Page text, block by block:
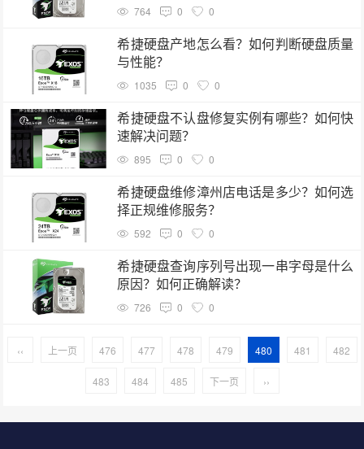
764 0 0
希捷硬盘产地怎么看？如何判断硬盘质量
与性能？
1035 0 0
希捷硬盘不认盘修复实例有哪些？如何快
速解决问题？
895 0 0
希捷硬盘维修漳州店电话是多少？如何选
择正规维修服务？
592 0 0
希捷硬盘查询序列号出现一串字母是什么
原因？如何正确解读？
726 0 0
‹‹ 上一页 476 477 478 479 480 481 482
483 484 485 下一页 ››